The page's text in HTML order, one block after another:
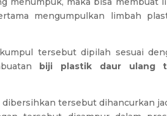
mengumpulkan limbah
tersebut dipilah sesuai
biji plastik daur ulang
tersebut dihancurkan